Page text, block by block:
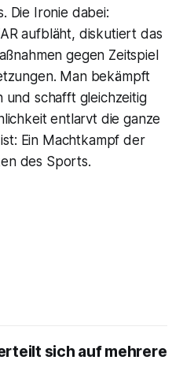
Die Ironie dabei:
aufbläht, diskutiert das
gegen Zeitspiel
Man bekämpft
und schafft gleichzeitig
entlarvt die ganze
Ein Machtkampf der
des Sports.
sich auf mehrere